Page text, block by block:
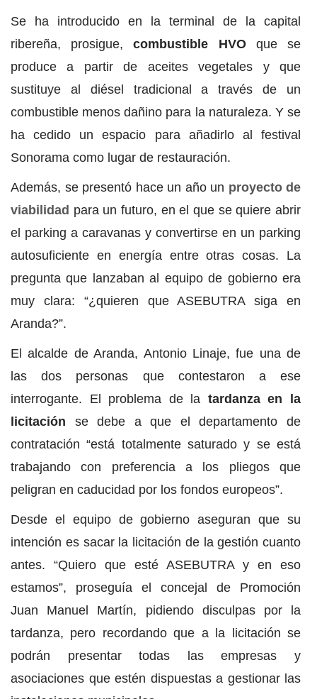
Se ha introducido en la terminal de la capital
ribereña, prosigue,combustible HVOque se
produce a partir de aceites vegetales y que
sustituye al diésel tradicional a través de un
combustible menos dañino para la naturaleza. Y se
ha cedido un espacio para añadirlo al festival
Sonorama como lugar de restauración.
Además, se presentó hace un año un proyecto de
viabilidad para un futuro, en el que se quiere abrir
el parking a caravanas y convertirse en un parking
autosuficiente en energía entre otras cosas. La
pregunta que lanzaban al equipo de gobierno era
muy clara: “¿quieren que ASEBUTRA siga en
Aranda?”.
El alcalde de Aranda, Antonio Linaje, fue una de
las dos personas que contestaron a ese
interrogante. El problema de la tardanza en la
licitación se debe a que el departamento de
contratación “está totalmente saturado y se está
trabajando con preferencia a los pliegos que
peligran en caducidad por los fondos europeos”.
Desde el equipo de gobierno aseguran que su
intención es sacar la licitación de la gestión cuanto
antes. “Quiero que esté ASEBUTRA y en eso
estamos”, proseguía el concejal de Promoción
Juan Manuel Martín, pidiendo disculpas por la
tardanza, pero recordando que a la licitación se
podrán presentar todas las empresas y
asociaciones que estén dispuestas a gestionar las